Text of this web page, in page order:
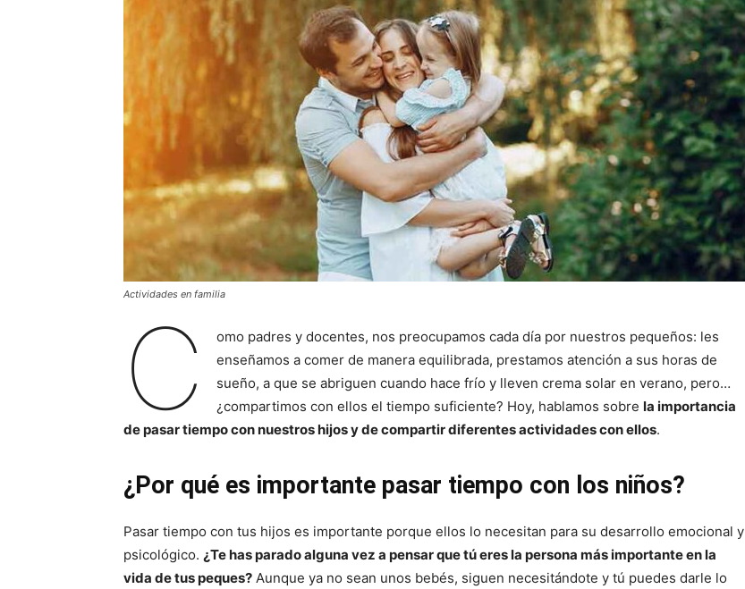
Actividades en familia
C
omo padres y docentes, nos preocupamos cada día por nuestros pequeños: les
enseñamos a comer de manera equilibrada, prestamos atención a sus horas de
sueño, a que se abriguen cuando hace frío y lleven crema solar en verano, pero…
¿compartimos con ellos el tiempo suficiente? Hoy, hablamos sobre la importancia
de pasar tiempo con nuestros hijos y de compartir diferentes actividades con ellos.
¿Por qué es importante pasar tiempo con los niños?
Pasar tiempo con tus hijos es importante porque ellos lo necesitan para su desarrollo emocional y
psicológico. ¿Te has parado alguna vez a pensar que tú eres la persona más importante en la
vida de tus peques? Aunque ya no sean unos bebés, siguen necesitándote y tú puedes darle lo